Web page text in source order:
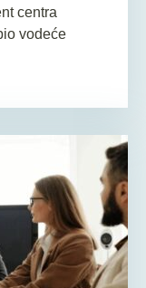
centra
vodeće